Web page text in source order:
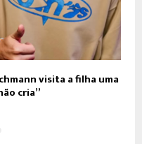
visita a filha uma
cria”